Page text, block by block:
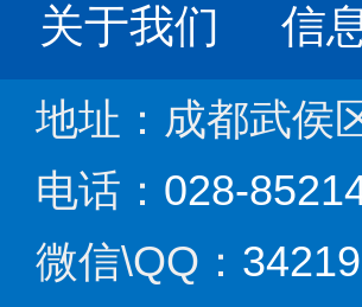
关于我们 信
地址：成都武侯
电话： 028-
微信\QQ：